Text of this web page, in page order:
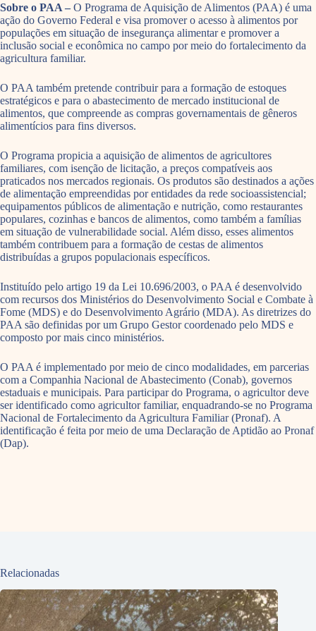
Sobre o PAA – O Programa de Aquisição de Alimentos (PAA) é uma
ação do Governo Federal e visa promover o acesso à alimentos por
populações em situação de insegurança alimentar e promover a
inclusão social e econômica no campo por meio do fortalecimento da
agricultura familiar.
O PAA também pretende contribuir para a formação de estoques
estratégicos e para o abastecimento de mercado institucional de
alimentos, que compreende as compras governamentais de gêneros
alimentícios para fins diversos.
O Programa propicia a aquisição de alimentos de agricultores
familiares, com isenção de licitação, a preços compatíveis aos
praticados nos mercados regionais. Os produtos são destinados a ações
de alimentação empreendidas por entidades da rede socioassistencial;
equipamentos públicos de alimentação e nutrição, como restaurantes
populares, cozinhas e bancos de alimentos, como também a famílias
em situação de vulnerabilidade social. Além disso, esses alimentos
também contribuem para a formação de cestas de alimentos
distribuídas a grupos populacionais específicos.
Instituído pelo artigo 19 da Lei 10.696/2003, o PAA é desenvolvido
com recursos dos Ministérios do Desenvolvimento Social e Combate à
Fome (MDS) e do Desenvolvimento Agrário (MDA). As diretrizes do
PAA são definidas por um Grupo Gestor coordenado pelo MDS e
composto por mais cinco ministérios.
O PAA é implementado por meio de cinco modalidades, em parcerias
com a Companhia Nacional de Abastecimento (Conab), governos
estaduais e municipais. Para participar do Programa, o agricultor deve
ser identificado como agricultor familiar, enquadrando-se no Programa
Nacional de Fortalecimento da Agricultura Familiar (Pronaf). A
identificação é feita por meio de uma Declaração de Aptidão ao Pronaf
(Dap).
Relacionadas